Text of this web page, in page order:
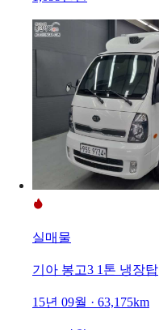
실매물
기아 봉고3 1톤 냉장탑
15년 09월 · 63,175km